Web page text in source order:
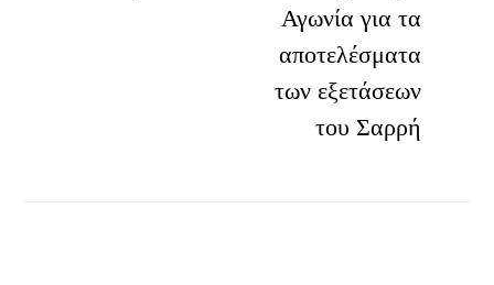
Αγωνία για τα
αποτελέσματα
των εξετάσεων
του Σαρρή